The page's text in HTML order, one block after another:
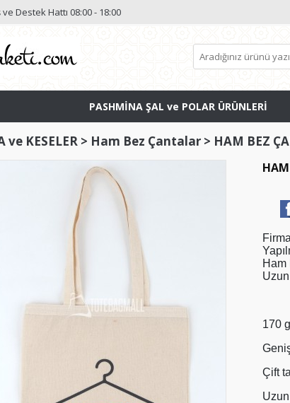
ve Destek Hattı 08:00 - 18:00
PASHMİNA ŞAL ve POLAR ÜRÜNLERİ
ve KESELER > Ham Bez Çantalar > HAM BEZ
Ham
170
Çift
Uzun